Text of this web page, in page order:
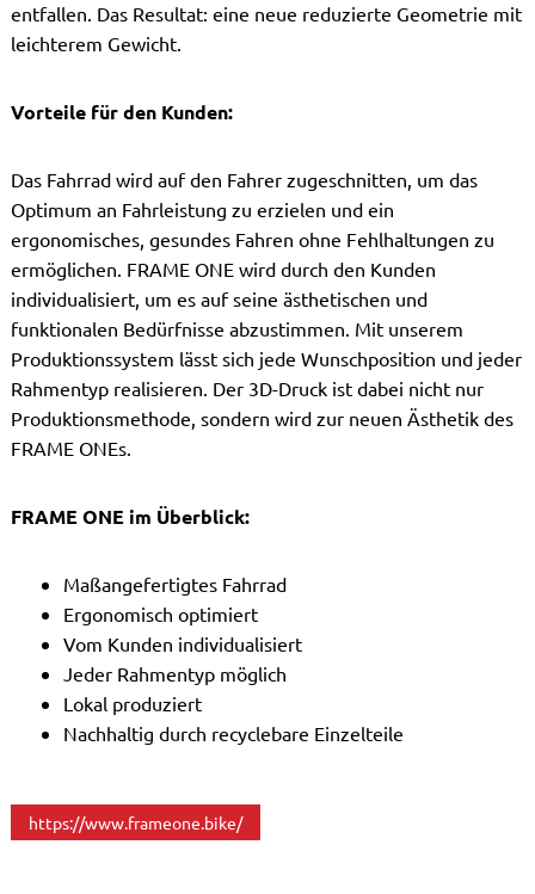
entfallen. Das Resultat: eine neue reduzierte Geometrie mit
leichterem Gewicht.
Vorteile für den Kunden:
Das Fahrrad wird auf den Fahrer zugeschnitten, um das
Optimum an Fahrleistung zu erzielen und ein
ergonomisches, gesundes Fahren ohne Fehlhaltungen zu
ermöglichen. FRAME ONE wird durch den Kunden
individualisiert, um es auf seine ästhetischen und
funktionalen Bedürfnisse abzustimmen. Mit unserem
Produktionssystem lässt sich jede Wunschposition und jeder
Rahmentyp realisieren. Der 3D-Druck ist dabei nicht nur
Produktionsmethode, sondern wird zur neuen Ästhetik des
FRAME ONEs.
FRAME ONE im Überblick:
Maßangefertigtes Fahrrad
Ergonomisch optimiert
Vom Kunden individualisiert
Jeder Rahmentyp möglich
Lokal produziert
Nachhaltig durch recyclebare Einzelteile
https://www.frameone.bike/